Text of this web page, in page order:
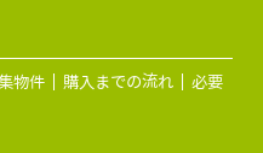
物件 購入までの流れ
必要